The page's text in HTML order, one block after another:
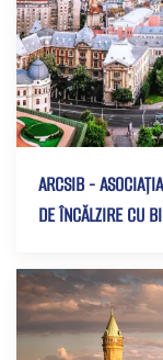
ARCSIB -
DE ÎNCĂLZIRE CU